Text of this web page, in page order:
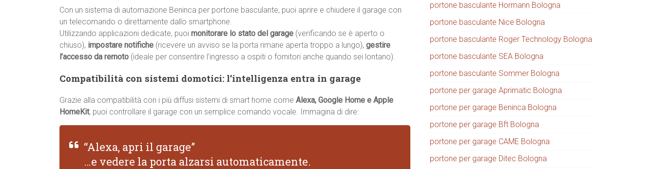
Con un sistema di automazione Beninca per portone basculante, puoi aprire e chiudere il garage con
un telecomando o direttamente dallo smartphone.
Utilizzando applicazioni dedicate, puoi monitorare lo stato del garage (verificando se è aperto o
chiuso), impostare notifiche (ricevere un avviso se la porta rimane aperta troppo a lungo), gestire
l’accesso da remoto (ideale per consentire l’ingresso a ospiti o fornitori anche quando sei lontano).
Compatibilità con sistemi domotici: l’intelligenza entra in garage
Grazie alla compatibilità con i più diffusi sistemi di smart home come Alexa, Google Home e Apple
HomeKit, puoi controllare il garage con un semplice comando vocale. Immagina di dire:
“Alexa, apri il garage”
…e vedere la porta alzarsi automaticamente.
portone basculante Hormann Bologna
portone basculante Nice Bologna
portone basculante Roger Technology Bologna
portone basculante SEA Bologna
portone basculante Sommer Bologna
portone per garage Aprimatic Bologna
portone per garage Beninca Bologna
portone per garage Bft Bologna
portone per garage CAME Bologna
portone per garage Ditec Bologna